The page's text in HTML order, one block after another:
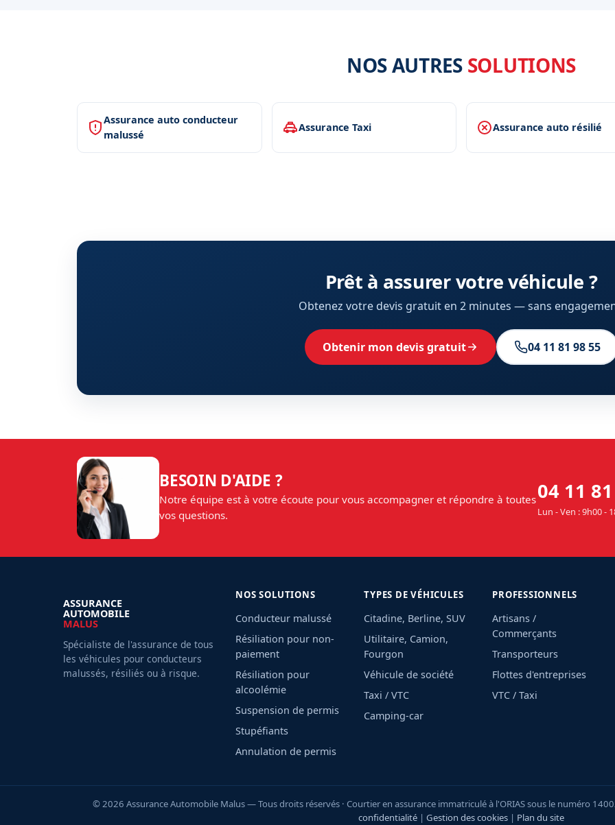
NOS AUTRES SOLUTIONS
Assurance auto conducteur
malussé
Assurance Taxi Assurance auto résilié
Prêt à assurer votre véhicule ?
Obtenez votre devis gratuit en 2 minutes — sans
Obtenir mon devis gratuit 04 11 81 98 55
BESOIN D'AIDE ?
Notre équipe est à votre écoute pour vous accompagner et répondre à toutes
vos questions.
04 11
Lun - Ven : 9h00 -
ASSURANCE
AUTOMOBILE
MALUS
Spécialiste de l'assurance de tous
les véhicules pour conducteurs
malussés, résiliés ou à risque.
NOS SOLUTIONS
Conducteur malussé
Résiliation pour non-
paiement
Résiliation pour
alcoolémie
Suspension de permis
Stupéfiants
Annulation de permis
TYPES DE VÉHICULES
Citadine, Berline, SUV
Utilitaire, Camion,
Fourgon
Véhicule de société
Taxi / VTC
Camping-car
PROFESSIONNELS
Artisans /
Commerçants
Transporteurs
Flottes d'entreprises
VTC / Taxi
© 2026 Assurance Automobile Malus — Tous droits réservés · Courtier en assurance immatriculé à l'ORIAS sous le numéro
confidentialité | Gestion des cookies | Plan du site